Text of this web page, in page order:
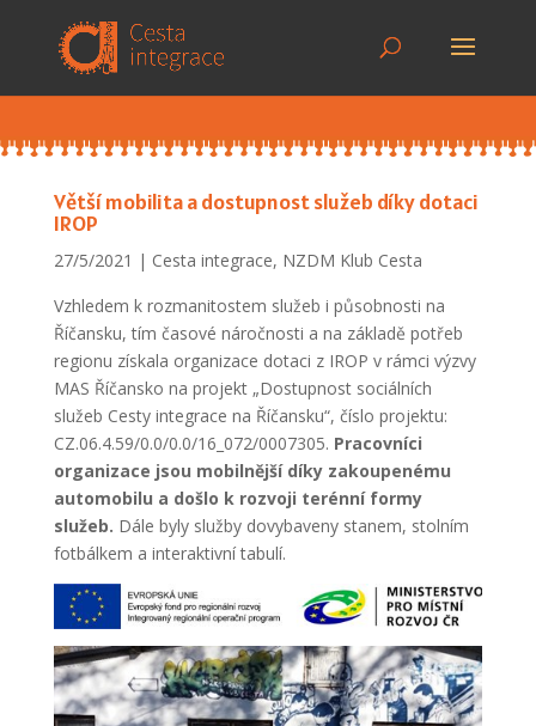
Větší mobilita a dostupnost služeb díky dotaci
IROP
27/5/2021 Cesta integrace, NZDM Klub Cesta
Vzhledem k rozmanitostem služeb i působnosti na
Říčansku, tím časové náročnosti a na základě potřeb
regionu získala organizace dotaci z IROP v rámci výzvy
MAS Říčansko na projekt „Dostupnost sociálních
služeb Cesty integrace na Říčansku“, číslo projektu:
CZ.06.4.59/0.0/0.0/16_072/0007305. Pracovníci
organizace jsou mobilnější díky zakoupenému
automobilu a došlo k rozvoji terénní formy
služeb. Dále byly služby dovybaveny stanem, stolním
fotbálkem a interaktivní tabulí.